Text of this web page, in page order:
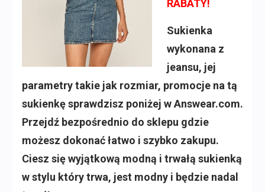
RABATY!
Sukienka
wykonana z
jeansu, jej
parametry takie jak rozmiar, promocje na tą
sukienkę sprawdzisz poniżej w Answear.com.
Przejdź bezpośrednio do sklepu gdzie
możesz dokonać łatwo i szybko zakupu.
Ciesz się wyjątkową modną i trwałą sukienką
w stylu który trwa, jest modny i będzie nadal